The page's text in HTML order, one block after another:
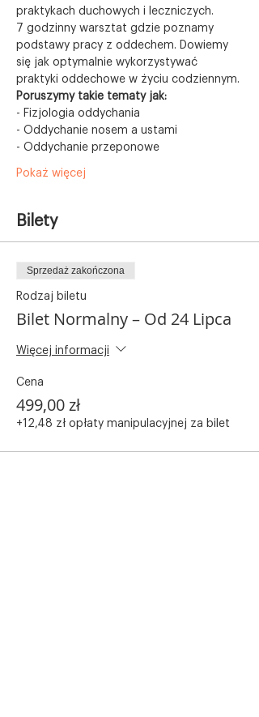
praktykach duchowych i leczniczych.
7 godzinny warsztat gdzie poznamy
podstawy pracy z oddechem. Dowiemy
się jak optymalnie wykorzystywać
praktyki oddechowe w życiu codziennym.
Poruszymy takie tematy jak:
- Fizjologia oddychania
- Oddychanie nosem a ustami
- Oddychanie przeponowe
Pokaż więcej
Bilety
Sprzedaż zakończona
Rodzaj biletu
Bilet Normalny – Od 24 Lipca
Więcej informacji
Cena
499,00 zł
+12,48 zł opłaty manipulacyjnej za bilet